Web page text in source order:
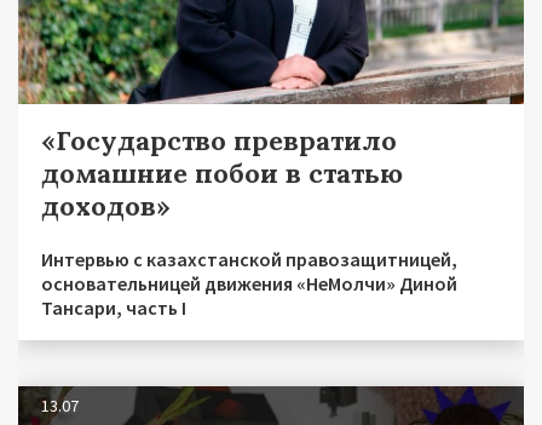
«Государство превратило
домашние побои в статью
доходов»
Интервью с казахстанской правозащитницей,
основательницей движения «НеМолчи» Диной
Тансари, часть I
13.07